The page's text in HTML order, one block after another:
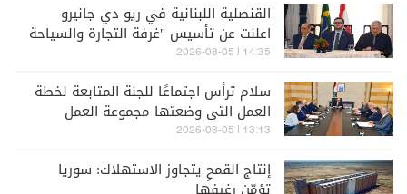
القنصلية اللبنانية في ريو دي جانيرو
اعلنت عن تأسيس "غرفة التجارة والسياحة
والخدمات البرازيل – لبنان"
14:35 | 2026-08-05
سلام ترأس اجتماعًا للجنة المتابعة لخطة
العمل التي وضعتها مجموعة العمل
المالي
13:13 | 2026-08-05
إنتاج القمحِ يتجاوز الاستهلاك: سوريا